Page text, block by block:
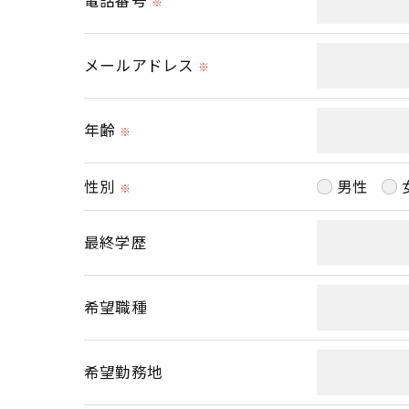
メールアドレス ※
年齢 ※
性別 ※ 男性
最終学歴
希望職種
希望勤務地